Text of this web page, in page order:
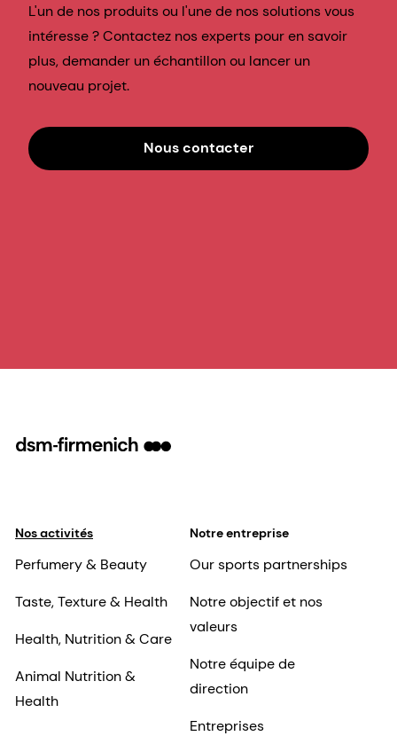
L'un de nos produits ou l'une de nos solutions vous
intéresse ? Contactez nos experts pour en savoir
plus, demander un échantillon ou lancer un
nouveau projet.
Nous contacter
Nos activités
Perfumery & Beauty
Taste, Texture & Health
Health, Nutrition & Care
Animal Nutrition &
Health
Notre entreprise
Our sports partnerships
Notre objectif et nos
valeurs
Notre équipe de
direction
Entreprises